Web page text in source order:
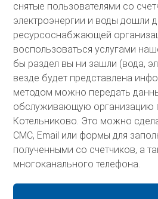
снятые пользователями со
электроэнергии и воды дошли
ресурсоснабжающей
воспользоваться услугами
бы раздел вы ни зашли (вода,
везде будет представлена
методом можно передать
обслуживающую организацию
Котельниково. Это можно
СМС, Email или формы для
полученными со счетчиков, а
многоканального телефона.